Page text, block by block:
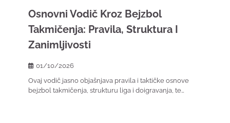
Osnovni Vodič Kroz Bejzbol
Takmičenja: Pravila, Struktura I
Zanimljivosti
01/10/2026
Ovaj vodič jasno objašnjava pravila i taktičke osnove
bejzbol takmičenja, strukturu liga i doigravanja, te…